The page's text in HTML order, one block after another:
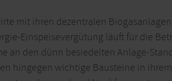
mit ihren dezentralen
Einspeisevergütung läuft für die
an den dünn besiedelten Anlage-
hingegen wichtige Bausteine in